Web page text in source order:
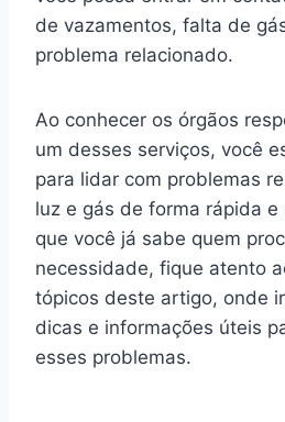
de vazamentos, falta de
problema relacionado.
Ao conhecer os órgãos
um desses serviços, você
para lidar com problemas
luz e gás de forma rápida
que você já sabe quem
necessidade, fique atento
tópicos deste artigo, onde
dicas e informações úteis
esses problemas.